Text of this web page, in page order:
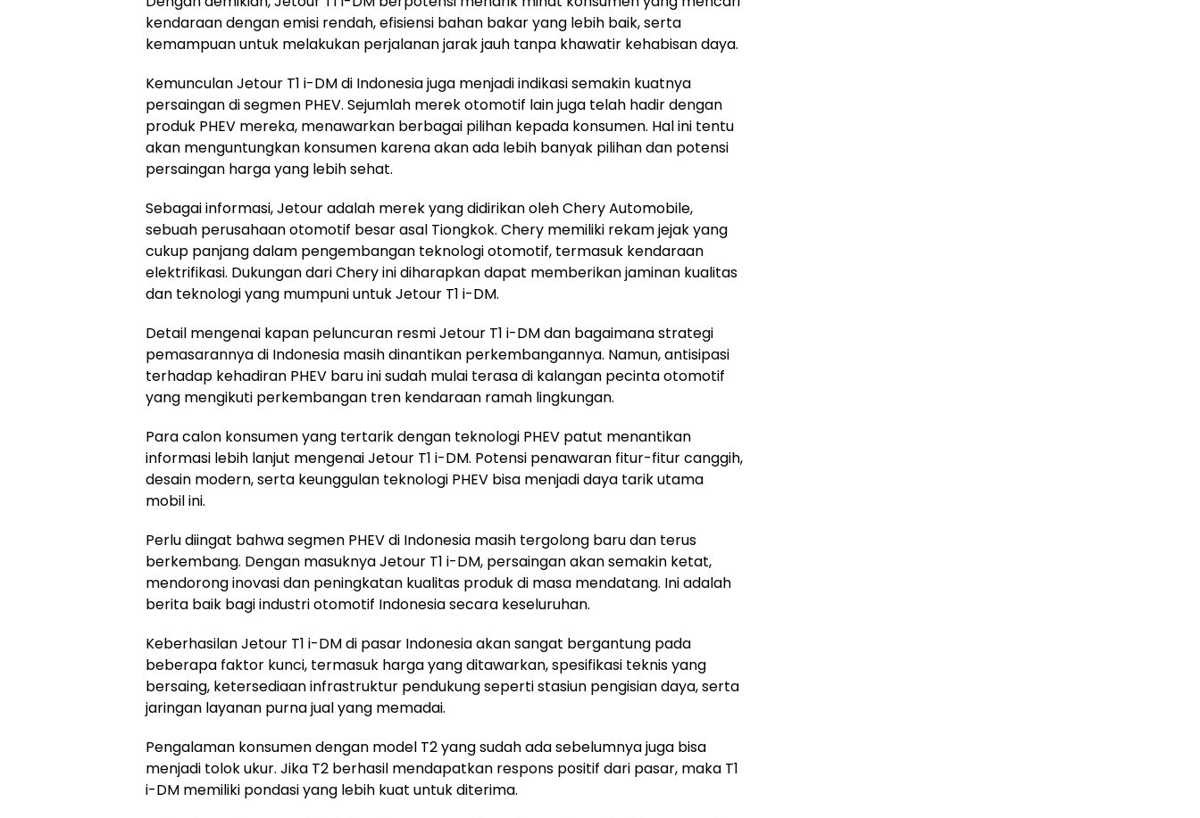
kendaraan dengan emisi rendah, efisiensi bahan bakar yang lebih baik, serta
kemampuan untuk melakukan perjalanan jarak jauh tanpa khawatir kehabisan daya.
Kemunculan Jetour T1 i-DM di Indonesia juga menjadi indikasi semakin kuatnya
persaingan di segmen PHEV. Sejumlah merek otomotif lain juga telah hadir dengan
produk PHEV mereka, menawarkan berbagai pilihan kepada konsumen. Hal ini tentu
akan menguntungkan konsumen karena akan ada lebih banyak pilihan dan potensi
persaingan harga yang lebih sehat.
Sebagai informasi, Jetour adalah merek yang didirikan oleh Chery Automobile,
sebuah perusahaan otomotif besar asal Tiongkok. Chery memiliki rekam jejak yang
cukup panjang dalam pengembangan teknologi otomotif, termasuk kendaraan
elektrifikasi. Dukungan dari Chery ini diharapkan dapat memberikan jaminan kualitas
dan teknologi yang mumpuni untuk Jetour T1 i-DM.
Detail mengenai kapan peluncuran resmi Jetour T1 i-DM dan bagaimana strategi
pemasarannya di Indonesia masih dinantikan perkembangannya. Namun, antisipasi
terhadap kehadiran PHEV baru ini sudah mulai terasa di kalangan pecinta otomotif
yang mengikuti perkembangan tren kendaraan ramah lingkungan.
Para calon konsumen yang tertarik dengan teknologi PHEV patut menantikan
informasi lebih lanjut mengenai Jetour T1 i-DM. Potensi penawaran fitur-fitur canggih,
desain modern, serta keunggulan teknologi PHEV bisa menjadi daya tarik utama
mobil ini.
Perlu diingat bahwa segmen PHEV di Indonesia masih tergolong baru dan terus
berkembang. Dengan masuknya Jetour T1 i-DM, persaingan akan semakin ketat,
mendorong inovasi dan peningkatan kualitas produk di masa mendatang. Ini adalah
berita baik bagi industri otomotif Indonesia secara keseluruhan.
Keberhasilan Jetour T1 i-DM di pasar Indonesia akan sangat bergantung pada
beberapa faktor kunci, termasuk harga yang ditawarkan, spesifikasi teknis yang
bersaing, ketersediaan infrastruktur pendukung seperti stasiun pengisian daya, serta
jaringan layanan purna jual yang memadai.
Pengalaman konsumen dengan model T2 yang sudah ada sebelumnya juga bisa
menjadi tolok ukur. Jika T2 berhasil mendapatkan respons positif dari pasar, maka T1
i-DM memiliki pondasi yang lebih kuat untuk diterima.